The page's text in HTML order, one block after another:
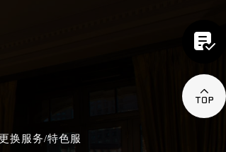
换服务/特色服

